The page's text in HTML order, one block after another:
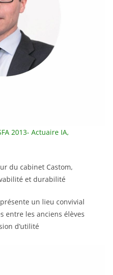
2013- Actuaire IA,
du cabinet Castom,
et durabilité
un lieu convivial
entre les anciens élèves
d’utilité